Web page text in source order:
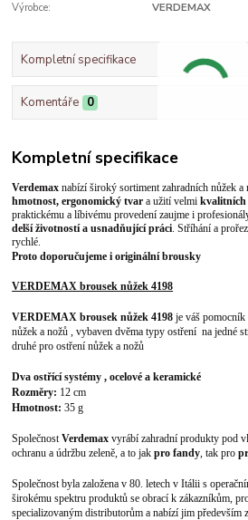
Výrobce:
VERDEMAX
Kompletní specifikace
Komentáře 0
Kompletní specifikace
Verdemaxnabízí široký sortiment zahradních nůžek
hmotnost, ergonomický tvar a užití velmikvalitních
praktickému a líbivému provedení zaujme i
delší životností a usnadňující práci . Stříhání a
rychlé.
Proto doporučujeme i originální brousky
VERDEMAX brousek nůžek 4198
VERDEMAX brousek nůžek 4198 je váš pomocník
nůžek a nožů , vybaven dvěma typy ostření na jedné
druhé pro ostření nůžek a nožů
Dva ostřící systémy , ocelové a keramické
Rozměry: 12 cm
Hmotnost: 35 g
SpolečnostVerdemax vyrábí zahradní produkty pod
ochranu a údržbu zeleně, a to jakpro fandy , tak pro
Společnost byla založena v 80. letech v Itálii s
širokému spektru produktů se obrací k zákazníkům,
specializovaným distributorům a nabízí jim především